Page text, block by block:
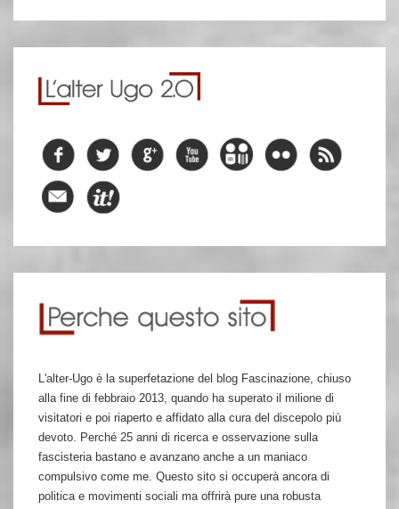
L'alter-Ugo è la superfetazione del blog Fascinazione, chiuso
alla fine di febbraio 2013, quando ha superato il milione di
visitatori e poi riaperto e affidato alla cura del discepolo più
devoto. Perché 25 anni di ricerca e osservazione sulla
fascisteria bastano e avanzano anche a un maniaco
compulsivo come me. Questo sito si occuperà ancora di
politica e movimenti sociali ma offrirà pure una robusta